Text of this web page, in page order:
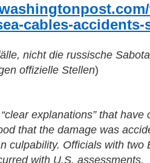
cables-accidents-
nicht die russische
offizielle Stellen)
explanations” that
that the damage was
culpability. Officials with two
with U.S. assessments.